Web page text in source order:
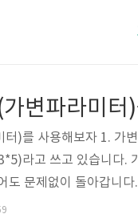
변파라미터
터)를 사용해보자 1. 가
라고 쓰고 있습니다.
도 문제없이 돌아갑니
스팅을 하겠습니다.